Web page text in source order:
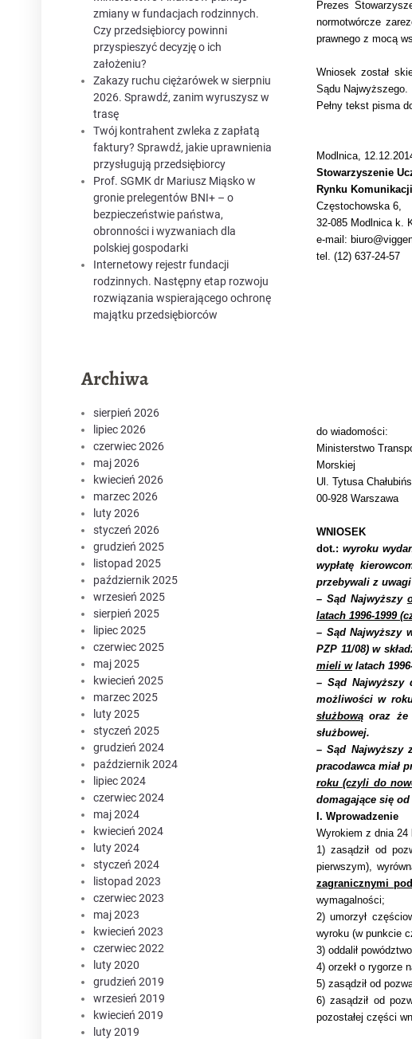
Prezes
normotwórcze
prawnego z mocą
Wniosek został
Sądu Najwyższego.
Pełny tekst pisma
Modlnica,
Stowarzyszenie
Rynku
Częstochowska 6,
32-085 Modlnica k.
e-mail:
tel. (12) 637-24-57
do wiadomości:
Ministerstwo
Morskiej
Ul. Tytusa
00-928 Warszawa
WNIOSEK
dot.: wyroku
wypłatę
przebywali z
– Sąd Najwyższy
latach 1996-1999
– Sąd Najwyższy
PZP 11/08) w
mieli wlatach
– Sąd Najwyższy
możliwości w
służbową oraz że
służbowej.
– Sąd Najwyższy
pracodawca miał
roku (czyli do
domagające się
I. Wprowadzenie
Wyrokiem z dnia 24
1) zasądził od
pierwszym),
zagranicznymi
wymagalności;
2) umorzył
wyroku (w punkcie
3) oddalił
4) orzekł o rygorze
5) zasądził od
6) zasądził od
pozostałej części
zmiany w fundacjach rodzinnych.
Czy przedsiębiorcy powinni
przyspieszyć decyzję o ich
założeniu?
Zakazy ruchu ciężarówek w sierpniu
2026. Sprawdź, zanim wyruszysz w
trasę
Twój kontrahent zwleka z zapłatą
faktury? Sprawdź, jakie uprawnienia
przysługują przedsiębiorcy
Prof. SGMK dr Mariusz Miąsko w
gronie prelegentów BNI+ – o
bezpieczeństwie państwa,
obronności i wyzwaniach dla
polskiej gospodarki
Internetowy rejestr fundacji
rodzinnych. Następny etap rozwoju
rozwiązania wspierającego ochronę
majątku przedsiębiorców
Archiwa
sierpień 2026
lipiec 2026
czerwiec 2026
maj 2026
kwiecień 2026
marzec 2026
luty 2026
styczeń 2026
grudzień 2025
listopad 2025
październik 2025
wrzesień 2025
sierpień 2025
lipiec 2025
czerwiec 2025
maj 2025
kwiecień 2025
marzec 2025
luty 2025
styczeń 2025
grudzień 2024
październik 2024
lipiec 2024
czerwiec 2024
maj 2024
kwiecień 2024
luty 2024
styczeń 2024
listopad 2023
czerwiec 2023
maj 2023
kwiecień 2023
czerwiec 2022
luty 2020
grudzień 2019
wrzesień 2019
kwiecień 2019
luty 2019